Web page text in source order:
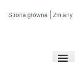
Strona główna Zmiany